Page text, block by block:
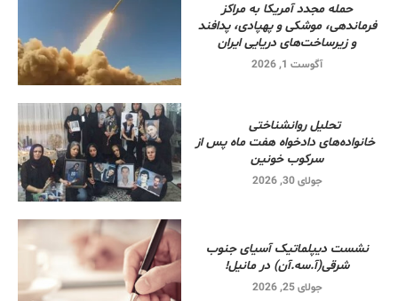
حمله مجدد آمریکا به مراکز
فرماندهی، موشکی و پهپادی، پدافند
و زیرساخت‌های دریایی ایران
آگوست 1, 2026
تحلیل روانشناختی
خانواده‌های دادخواه هفت ماه پس از
سرکوب خونین
جولای 30, 2026
نشست دیپلماتیک آسیای جنوب
شرقی‌(آ.سه.آن) در مانیل!
جولای 25, 2026